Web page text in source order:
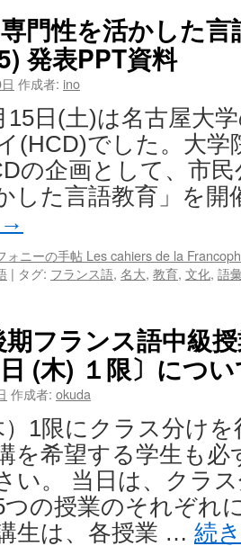
専門性を活かした
発表PPT資料
作成者: ino
15日(土)は名古屋大
(HCD)でした。大学
の企画として、市
した言語教育」を
→
ォニーの手帖 Les cahiers de la
| タグ: フランス語, 名大, 教育, 文化, 語
フランス語中級
日 (木) １限〕につ
作成者: okuda
）1限にクラス分け
を希望する学生も
い。 当日は、クラ
つの授業のそれぞれ
生は、各授業 … 続